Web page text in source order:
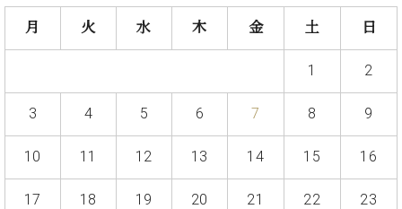
ト
C.
ャ
ン
ピ
ン
色
シ
知
せ・
報)
ー・
取
扱
店
オンライン試弾
メルマガ登録
趣
か
ら
格
月 火 水 木 金 土 日
1 2
3 4 5 6 7 8 9
10 11 12 13 14 15 16
17 18 19 20 21 22 23